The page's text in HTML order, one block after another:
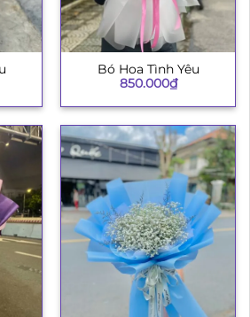
Bó Hoa Tình Yêu
850.000₫